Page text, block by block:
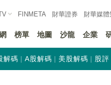
FINMETA 財華證券 財華媒體
榜單 地圖 沙龍 企業
解碼 A股解碼 美股解碼 股評